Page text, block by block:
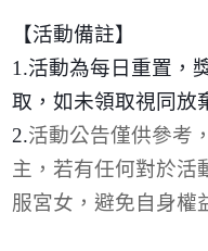
【活動備註】
1.活動為每日重置，
取，如未領取視同放
2.活動公告僅供參考
主，若有任何對於活
服宮女，避免自身權